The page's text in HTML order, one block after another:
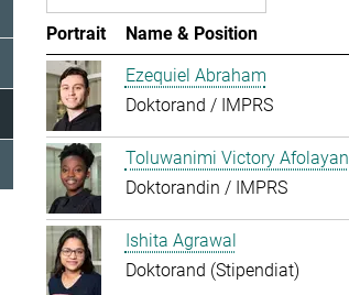
Portrait Name & Position
Ezequiel Abraham
Doktorand / IMPRS
Toluwanimi Victory Afolayan
Doktorandin / IMPRS
Ishita Agrawal
Doktorand (Stipendiat)